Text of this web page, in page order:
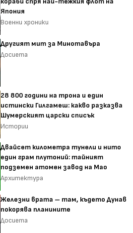
Япония
Военни хроники
Другият мит за Минотавъра
Досиета
28 800 години на трона и един
истински Гилгамеш: какво разказва
Шумерският царски списък
Истории
Двайсет километра тунели и нито
един грам плутоний: тайният
подземен атомен завод на Мао
Архитектура
Железни врата – там, където Дунав
покорява планините
Досиета